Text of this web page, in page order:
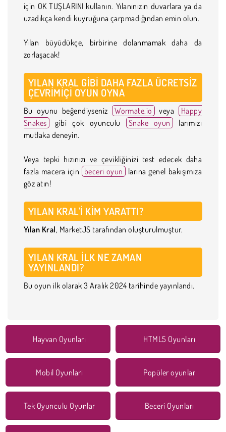
için OK TUŞLARINI kullanın. Yılanınızın duvarlara ya da
uzadıkça kendi kuyruğuna çarpmadığından emin olun.
Yılan büyüdükçe, birbirine dolanmamak daha da
zorlaşacak!
YILAN KRAL GIBI DAHA FAZLA ÜCRETSIZ
ÇEVRIMIÇI OYUN OYNA
Bu oyunu beğendiyseniz Wormate.io veya
Happy
Snakes gibi çok oyunculu Snake oyun larımızı
mutlaka deneyin.
Veya tepki hızınızı ve çevikliğinizi test edecek daha
fazla macera için beceri oyun larına genel bakışımıza
göz atın!
YILAN KRAL'I KIM YARATTI?
Yılan Kral, MarketJS tarafından oluşturulmuştur.
YILAN KRAL ILK NE ZAMAN
YAYINLANDI?
Bu oyun ilk olarak 3 Aralık 2024 tarihinde yayınlandı.
Hayvan Oyunları HTML5 Oyunları
Mobil Oyunlari Popüler oyunlar
Tek Oyunculu Oyunlar Beceri Oyunları